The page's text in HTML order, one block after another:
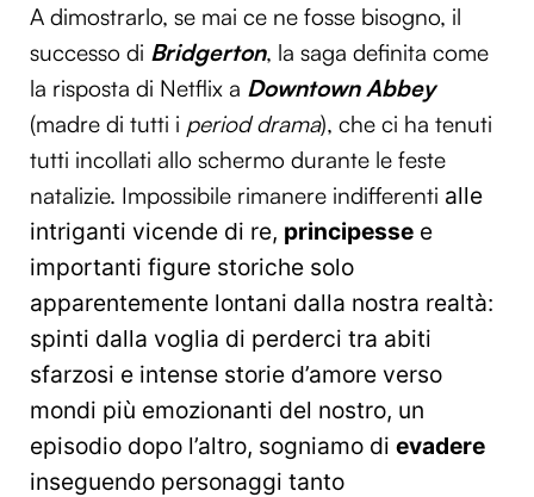
A dimostrarlo, se mai ce ne fosse bisogno, il
successo di Bridgerton, la saga definita come
la risposta di Netflix a Downtown Abbey
(madre di tutti i period drama), che ci ha tenuti
tutti incollati allo schermo durante le feste
natalizie. Impossibile rimanere indifferenti alle
intriganti vicende di re, principesse e
importanti figure storiche solo
apparentemente lontani dalla nostra realtà:
spinti dalla voglia di perderci tra abiti
sfarzosi e intense storie d’amore verso
mondi più emozionanti del nostro, un
episodio dopo l’altro, sogniamo di evadere
inseguendo personaggi tanto